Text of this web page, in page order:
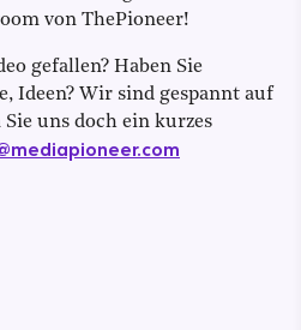
von ThePioneer!
gefallen? Haben Sie
Ideen? Wir sind gespannt auf
uns doch ein kurzes